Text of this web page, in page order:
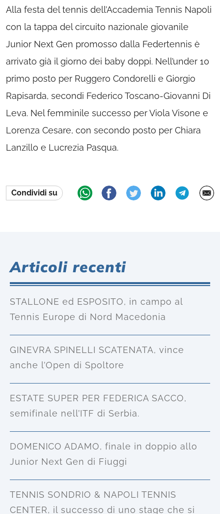
Alla festa del tennis dell’Accademia Tennis Napoli
con la tappa del circuito nazionale giovanile
Junior Next Gen promosso dalla Federtennis è
arrivato già il giorno dei baby doppi. Nell’under 10
primo posto per Ruggero Condorelli e Giorgio
Rapisarda, secondi Federico Toscano-Giovanni Di
Leva. Nel femminile successo per Viola Visone e
Lorenza Cesare, con secondo posto per Chiara
Lanzillo e Lucrezia Pasqua.
Condividi su
Articoli recenti
STALLONE ed ESPOSITO, in campo al
Tennis Europe di Nord Macedonia
GINEVRA SPINELLI SCATENATA, vince
anche l’Open di Spoltore
ESTATE SUPER PER FEDERICA SACCO,
semifinale nell’ITF di Serbia.
DOMENICO ADAMO, finale in doppio allo
Junior Next Gen di Fiuggi
TENNIS SONDRIO & NAPOLI TENNIS
CENTER, il successo di uno stage che si